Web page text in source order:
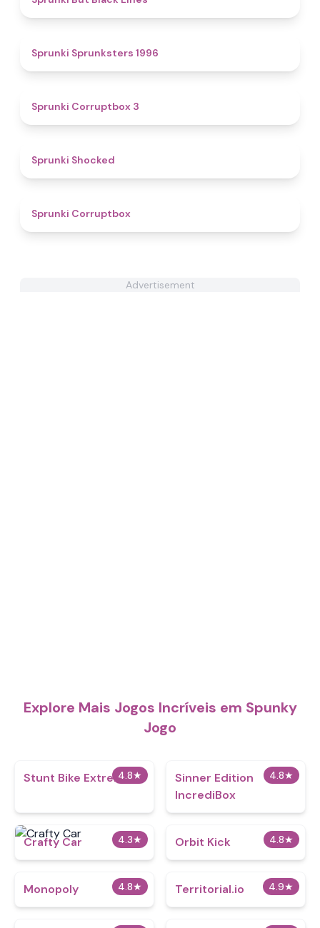
Sprunki Sprunksters 1996
Sprunki Corruptbox 3
Sprunki Shocked
Sprunki Corruptbox
Advertisement
Explore Mais Jogos Incríveis em Spunky
Jogo
4.8★
Stunt Bike Extreme 4.8★
Sinner Edition
IncrediBox
4.3★
Crafty Car 4.8★
Orbit Kick
4.8★
Monopoly 4.9★
Territorial.io